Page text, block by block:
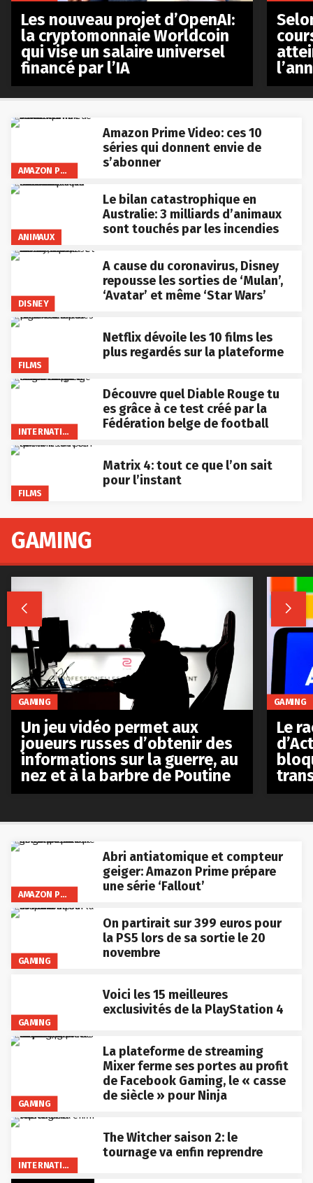
AMAZON PRIME VIDEO
Amazon Prime Video: ces 10
séries qui donnent envie de
s’abonner
ANIMAUX
Le bilan catastrophique en
Australie: 3 milliards d’animaux
sont touchés par les incendies
DISNEY
A cause du coronavirus, Disney
repousse les sorties de ‘Mulan’,
‘Avatar’ et même ‘Star Wars’
FILMS
Netflix dévoile les 10 films les
plus regardés sur la plateforme
INTERNATIONAL
Découvre quel Diable Rouge tu
es grâce à ce test créé par la
Fédération belge de football
FILMS
Matrix 4: tout ce que l’on sait
pour l’instant
AMAZON PRIME VIDEO
Abri antiatomique et compteur
geiger: Amazon Prime prépare
une série ‘Fallout’
GAMING
On partirait sur 399 euros pour
la PS5 lors de sa sortie le 20
novembre
GAMING
Voici les 15 meilleures
exclusivités de la PlayStation 4
GAMING
La plateforme de streaming
Mixer ferme ses portes au profit
de Facebook Gaming, le « casse
de siècle » pour Ninja
INTERNATIONAL
The Witcher saison 2: le
tournage va enfin reprendre
Les nouveau projet d’OpenAI:
la cryptomonnaie Worldcoin
qui vise un salaire universel
financé par l’IA
GAMING
 
GAMING
Un jeu vidéo permet aux
joueurs russes d’obtenir des
informations sur la guerre, au
nez et à la barbre de Poutine
GAMING
Le